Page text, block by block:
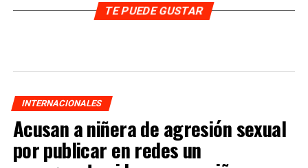
TE PUEDE GUSTAR
INTERNACIONALES
Acusan a niñera de agresión sexual
por publicar en redes un